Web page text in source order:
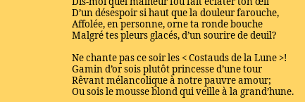
D’un désespoir si haut que la douleur farouche,
Affolée, en personne, orne ta ronde bouche
Malgré tes pleurs glacés, d’un sourire de deuil?
Ne chante pas ce soir les < Costauds de la Lune >!
Gamin d’or sois plutôt princesse d’une tour
Rêvant mélancolique à notre pauvre amour;
Ou sois le mousse blond qui veille à la grand’hune.